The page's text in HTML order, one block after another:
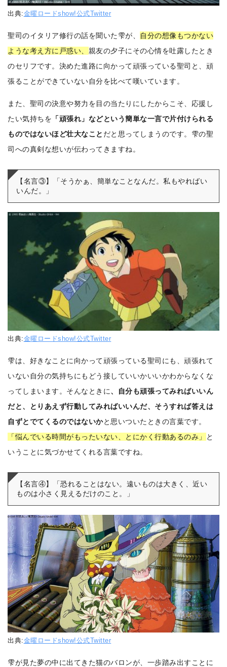
出典:金曜ロードshow!公式Twitter
聖司のイタリア修行の話を聞いた雫が、
自分の想像もつかない
ような考え方に戸惑い、 親友の夕子にその心情を吐露したとき
のセリフです。決めた進路に向かって頑張っている聖司と、頑
張ることができていない自分を比べて嘆いています。
また、聖司の決意や努力を目の当たりにしたからこそ、応援し
たい気持ちを 「頑張れ」などという簡単な一言で片付けられる
ものではないほど壮大なこと だと思ってしまうのです。雫の聖
司への真剣な想いが伝わってきますね。
【名言③】「そうかぁ、簡単なことなんだ。私もやればい
いんだ。」
出典:金曜ロードshow!公式Twitter
雫は、好きなことに向かって頑張っている聖司にも、頑張れて
いない自分の気持ちにもどう接していいかいいかわからなくな
ってしまいます。そんなときに、自分も頑張ってみればいいん
だと、とりあえず行動してみればいいんだ、そうすれば答えは
自ずとでてくるのではないかと思いついたときの言葉です。
「悩んでいる時間がもったいない、とにかく行動あるのみ」
と
いうことに気づかせてくれる言葉ですね。
【名言④】「恐れることはない。遠いものは大きく、近い
ものは小さく見えるだけのこと。」
出典:金曜ロードshow!公式Twitter
雫が見た夢の中に出てきた猫のバロンが、一歩踏み出すことに